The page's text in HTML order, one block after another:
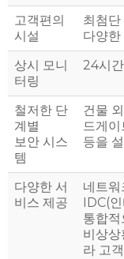
고객편의
시설
최첨
다양
상시 모니
터링
24시
철저한 단
계별
보안 시스
템
건물
드게
등을
다양한 서
비스 제공
네트워
IDC(
통합적
비상
라 고